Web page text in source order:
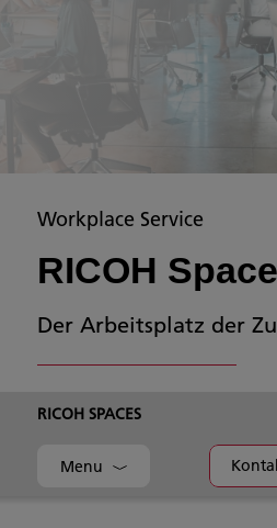
Workplace Service
RICOH
Der Arbeitsplatz der
RICOH SPACES
Menu